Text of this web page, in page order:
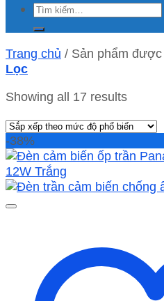
Tìm
kiếm:
Trang chủ / Sản phẩm được
Lọc
Showing all 17 results
-38%